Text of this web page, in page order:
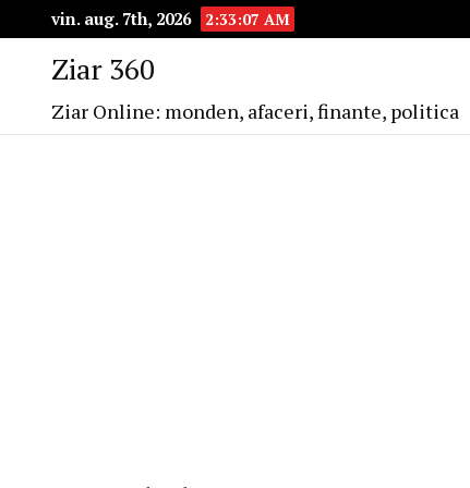
vin. aug. 7th, 2026 2:33:08 AM
Ziar 360
Ziar Online: monden, afaceri, finante, politica